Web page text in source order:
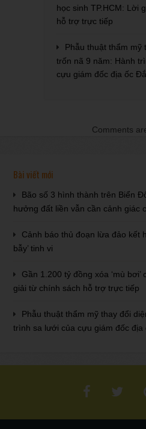
học sinh TP.HCM: Lời
hỗ trợ trực tiếp
Phẫu thuật thẩm mỹ
trốn nã 9 năm: Hành
cựu giám đốc địa ốc
Comments
Bài viết mới
Bão số 3 hình thành trên Biển
hưởng đất liền vẫn cần cảnh giác
Cảnh báo thủ đoạn lừa đảo kết
bẫy’ tinh vi
Gần 1.200 tỷ đồng xóa ‘mù
giải từ chính sách hỗ trợ trực tiếp
Phẫu thuật thẩm mỹ thay đổi
trình sa lưới của cựu giám đốc địa